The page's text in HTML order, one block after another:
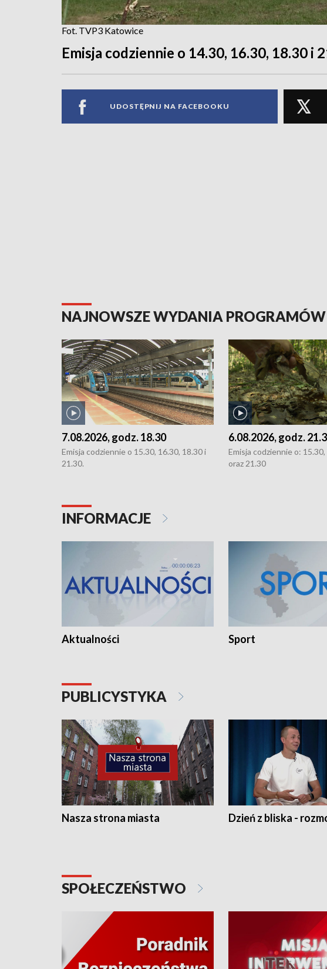
Fot. TVP3 Katowice
Emisja codziennie o 14.30, 16.30, 18.30 i
UDOSTĘPNIJ NA FACEBOOKU
NAJNOWSZE WYDANIA PROGRAMÓW
7.08.2026, godz. 18.30
Emisja codziennie o 15.30, 16.30, 18.30 i
21.30.
6.08.2026, godz.
Emisja codziennie o:
oraz 21.30
INFORMACJE
Aktualności Sport
PUBLICYSTYKA
Nasza strona miasta Dzień z bliska -
SPOŁECZEŃSTWO